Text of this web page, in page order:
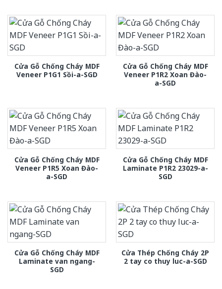
Cửa Gỗ Chống Cháy MDF
Veneer P1G1 Sồi-a-SGD
Cửa Gỗ Chống Cháy MDF
Veneer P1R2 Xoan Đào-
a-SGD
Cửa Gỗ Chống Cháy MDF
Veneer P1R5 Xoan Đào-
a-SGD
Cửa Gỗ Chống Cháy MDF
Laminate P1R2 23029-a-
SGD
Cửa Gỗ Chống Cháy MDF
Laminate van ngang-
SGD
Cửa Thép Chống Cháy 2P
2 tay co thuy luc-a-SGD